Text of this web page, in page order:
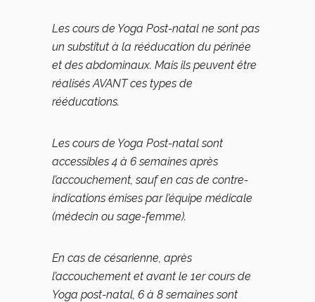
Les cours de Yoga Post-natal ne sont pas
un substitut à la rééducation du périnée
et des abdominaux. Mais ils peuvent être
réalisés AVANT ces types de
rééducations.
Les cours de Yoga Post-natal sont
accessibles 4 à 6 semaines après
l’accouchement, sauf en cas de contre-
indications émises par l’équipe médicale
(médecin ou sage-femme).
En cas de césarienne, après
l’accouchement et avant le 1er cours de
Yoga post-natal, 6 à 8 semaines sont